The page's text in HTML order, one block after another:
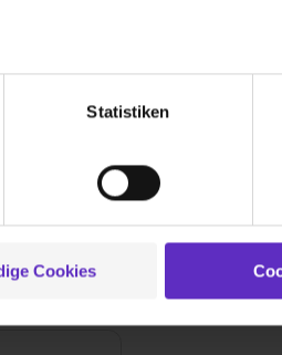
(„Notwendig“), um von dir
die Zugriffe auf unsere
Website an unsere Partner für
Daten zusammen, die du ihnen
Media und Marketing“ bist du
Statistiken
Cookies